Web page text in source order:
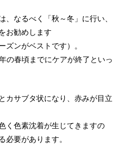
、なるべく「秋～冬」に行い、
お勧めします
ズンがベストです）。
の春頃までにケアが終了といっ
カサブタ状になり、赤みが目立
く色素沈着が生じてきますの
必要があります。